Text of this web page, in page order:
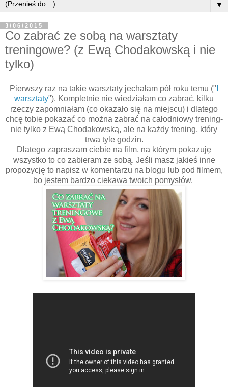
▼
3/06/2015
Co zabrać ze sobą na warsztaty
treningowe? (z Ewą Chodakowską i nie
tylko)
Pierwszy raz na takie warsztaty jechałam pół roku temu ("
warsztaty"). Kompletnie nie wiedziałam co zabrać, kilku
rzeczy zapomniałam (co okazało się na miejscu) i dlatego
chcę tobie pokazać co można zabrać na całodniowy trening-
nie tylko z Ewą Chodakowską, ale na każdy trening, który
trwa tyle godzin.
Dlatego zapraszam ciebie na film, na którym pokazuję
wszystko to co zabieram ze sobą. Jeśli masz jakieś inne
propozycję to napisz w komentarzu na blogu lub pod filmem,
bo jestem bardzo ciekawa twoich pomysłów.